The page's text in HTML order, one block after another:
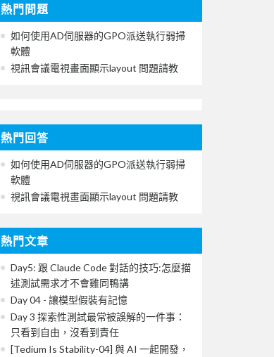
熱門問題
如何使用AD伺服器的GPO派送執行弱掃
軟體
視訊會議電視畫面顯示layout 問題請教
熱門回答
如何使用AD伺服器的GPO派送執行弱掃
軟體
視訊會議電視畫面顯示layout 問題請教
熱門文章
Day5: 跟 Claude Code 對話的技巧:怎麼描
述測試需求才不會雞同鴨講
Day 04 - 讓模型假裝有記憶
Day 3 探索性測試最常被誤解的一件事：
只看到自由，沒看到責任
[Tedium Is Stability-04] 與 AI 一起開發，